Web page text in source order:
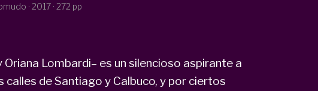
· 2017· 272 pp
Lombardi– es un silencioso aspirante a
calles de Santiago y Calbuco, y por ciertos